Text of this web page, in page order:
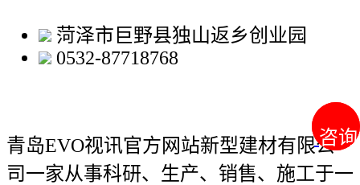
咨询
咨询
菏泽市巨野县独山返乡创业园
0532-87718768
青岛EVO视讯官方网站新型建材有限公
司一家从事科研、生产、销售、施工于一